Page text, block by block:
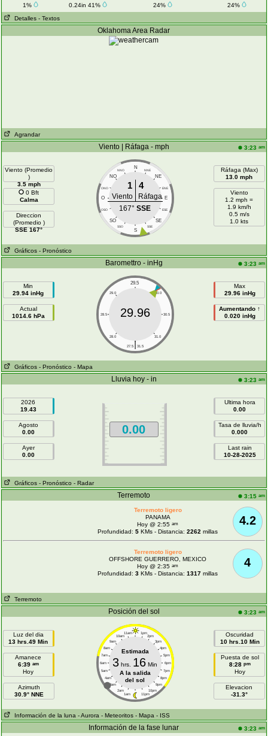
1%
0.24in 41% 24%
24%
Detalles - Textos
Oklahoma Area Radar
Agrandar
Viento | Ráfaga - mph 3:23 am
Viento (Promedio
)
3.5 mph
0 Bft
Calma
Direccion
(Promedio )
SSE 167°
N
NNO NNE
NO NE
ONO ENE
O E
OSO ESE
SO SE
SSO SSE
S
1 4
Viento
Ráfaga
167°SSE
Ráfaga (Max)
13.0 mph
Viento
1.2 mph =
1.9 km/h
0.5 m/s
1.0 kts
Gráficos - Pronóstico
Baromettro - inHg 3:23 am
Min
29.94 inHg
Actual
1014.6 hPa
29.5
29.0 30.0
28.5 30.5
28.0 31.0
|
27.5 31.5
29.96
Max
29.96 inHg
Aumentando ↑
0.020 inHg
Gráficos - Pronóstico - Mapa
Lluvia hoy - in 3:23 am
2026
19.43
Agosto
0.00
Ayer
0.00
0.00
Ultima hora
0.00
Tasa de lluvia/h
0.000
Last rain
10-28-2025
Gráficos - Pronóstico - Radar
Terremoto 3:15 am
4.2
Terremoto ligero
PANAMA
Hoy @ 2:55am
Profundidad:5 KMs - Distancia:2262 millas
4
Terremoto ligero
OFFSHORE GUERRERO, MEXICO
Hoy @ 2:35am
Profundidad:3 KMs - Distancia:1317 millas
Terremoto
Posición del sol 3:23 am
Luz del dia
13 hrs.49 Min
Amanece
6:39 am
Hoy
Azimuth
30.9° NNE
11am 1pm
10am 2pm
9am 3pm
8am 4pm
7am 5pm
6am 6pm
5am 7pm
4am 8pm
3am 9pm
2am 10pm
1am 11pm
Estimada
3 hrs. 16 Min
A la salida
del sol
Oscuridad
10 hrs.10 Min
Puesta de sol
8:28 pm
Hoy
Elevacion
-31.3°
Información de la luna - Aurora - Meteoritos - Mapa - ISS
Información de la fase lunar 3:23 am